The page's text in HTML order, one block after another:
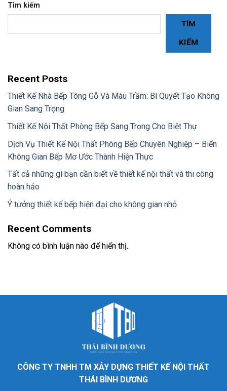
Tìm kiếm
TÌM
KIẾM
Recent Posts
Thiết Kế Nhà Bếp Tông Gỗ Và Màu Trầm: Bí Quyết Tạo Không
Gian Sang Trọng
Thiết Kế Nội Thất Phòng Bếp Sang Trọng Cho Biệt Thự
Dịch Vụ Thiết Kế Nội Thất Phòng Bếp Chuyên Nghiệp – Biến
Không Gian Bếp Mơ Ước Thành Hiện Thực
Tất cả những gì bạn cần biết về thiết kế nội thất và thi công
hoàn hảo
Ý tưởng thiết kế bếp hiện đại cho không gian nhỏ
Recent Comments
Không có bình luận nào để hiển thị.
CÔNG TY TNHH TM XÂY DỰNG THIẾT KẾ NỘI THẤT
THÁI BÌNH DƯƠNG